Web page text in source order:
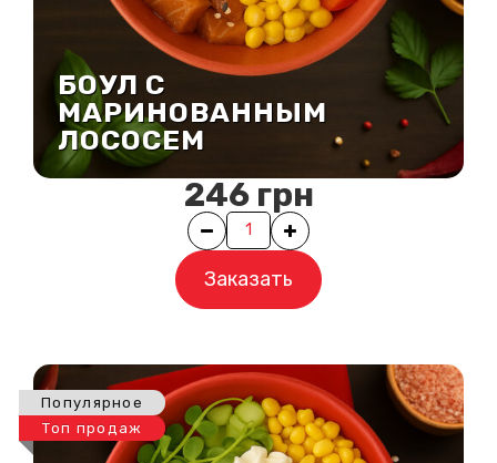
БОУЛ С
МАРИНОВАННЫМ
ЛОСОСЕМ
246 грн
Quantity
Заказать
Популярное
Топ продаж